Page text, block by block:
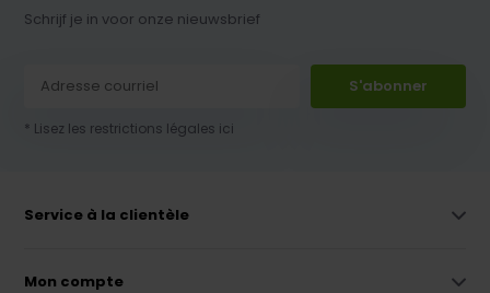
Schrijf je in voor onze nieuwsbrief
S'abonner
* Lisez les restrictions légales ici
Service à la clientèle
Mon compte